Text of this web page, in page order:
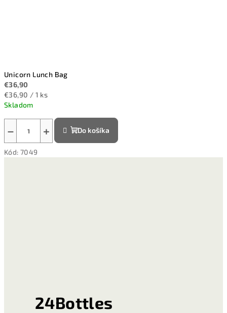
Unicorn Lunch Bag
€36,90
Jednotková
cena:
€36,90 / 1 ks
Skladom
+
− Do košíka
Kód: 7049
24Bottles